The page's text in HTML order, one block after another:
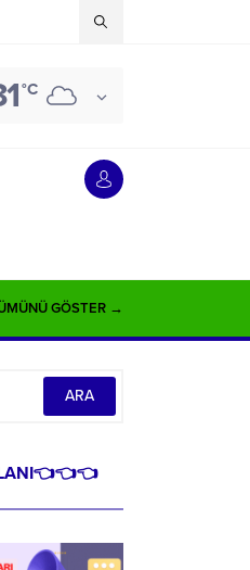
°C
GÖSTER →